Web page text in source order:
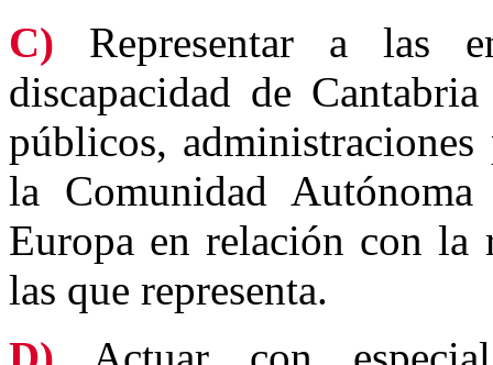
C) Representar a las
discapacidad de
públicos,
la Comunidad
Europa en relación con la
las que representa.